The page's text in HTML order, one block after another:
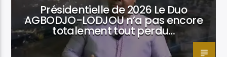
Présidentielle de 2026 Le Duo
AGBODJO-LODJOU n’a pas encore
totalement tout perdu…